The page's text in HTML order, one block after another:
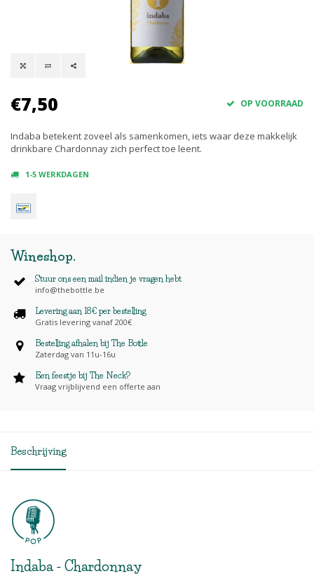
€7,50 OP VOORRAAD
Indaba betekent zoveel als samenkomen, iets waar deze makkelijk
drinkbare Chardonnay zich perfect toe leent.
1-5 WERKDAGEN
Wineshop.
Stuur ons een mail indien je vragen hebt
info@thebottle.be
Levering aan 18€ per bestelling
Gratis levering vanaf 200€
Bestelling afhalen bij The Bottle
Zaterdag van 11u-16u
Een feestje bij The Neck?
Vraag vrijblijvend een offerte aan
Beschrijving
Indaba - Chardonnay